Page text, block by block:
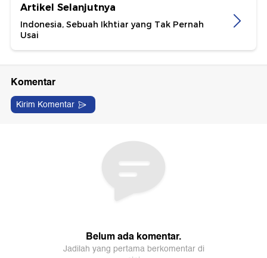
Artikel Selanjutnya
Indonesia, Sebuah Ikhtiar yang Tak Pernah
Usai